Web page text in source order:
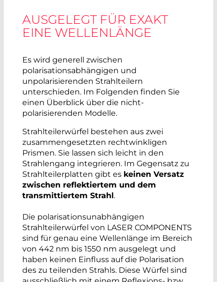
AUSGELEGT FÜR EXAKT
EINE WELLENLÄNGE
Es wird generell zwischen
polarisationsabhängigen und
unpolarisierenden Strahlteilern
unterschieden. Im Folgenden finden Sie
einen Überblick über die nicht-
polarisierenden Modelle.
Strahlteilerwürfel bestehen aus zwei
zusammengesetzten rechtwinkligen
Prismen. Sie lassen sich leicht in den
Strahlengang integrieren. Im Gegensatz zu
Strahlteilerplatten gibt es keinen Versatz
zwischen reflektiertem und dem
transmittiertem Strahl.
Die polarisationsunabhängigen
Strahlteilerwürfel von LASER COMPONENTS
sind für genau eine Wellenlänge im Bereich
von 442 nm bis 1550 nm ausgelegt und
haben keinen Einfluss auf die Polarisation
des zu teilenden Strahls. Diese Würfel sind